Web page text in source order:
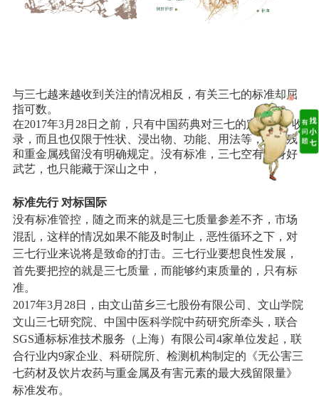
与三七越来越收到关注的情况相反，有关三七的标准却屈
指可数。
在2017年3月28日之前，只有中国药典对三七的定义做了收
录，而且也仅限于性状、浸出物、功能、用法等，对农残
和重金属残留没有明确规定。没有标准，三七空有一身好
武艺，也只能藏于深山之中，
标准先行 对标国际
没有标准管控，随之而来的就是三七质量参差不齐，市场
混乱，这样的情况如果不能及时制止，恶性循环之下，对
三七行业来说将是致命的打击。三七行业要想良性发展，
首先要把控的就是三七质量，而能够约束质量的，只有标
准。
2017年3月28日，由文山苗乡三七股份有限公司、文山学院
文山三七研究院、中国中医科学院中药研究所牵头，联合
SGS通标标准技术服务（上海）有限公司4家单位发起，联
合行业内9家企业、科研院所、检测机构制定的《无公害三
七药材及饮片农药与重金属及有害元素的最大残留限量》
标准发布。